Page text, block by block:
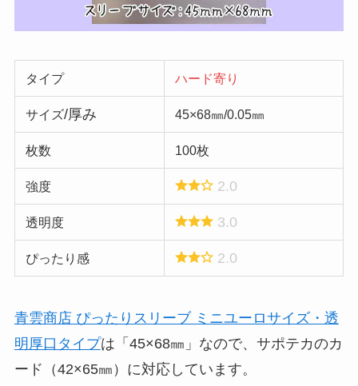
タイプ ハード寄り
サイズ/厚み 45×68㎜/0.05㎜
枚数 100枚
強度 2.0
透明度 3.0
ぴったり感 2.0
青雲商店 ぴったりスリーブ ミニユーロサイズ・透
明厚口タイプは「45×68㎜」なので、サポテカのカ
ード（42×65㎜）に対応しています。